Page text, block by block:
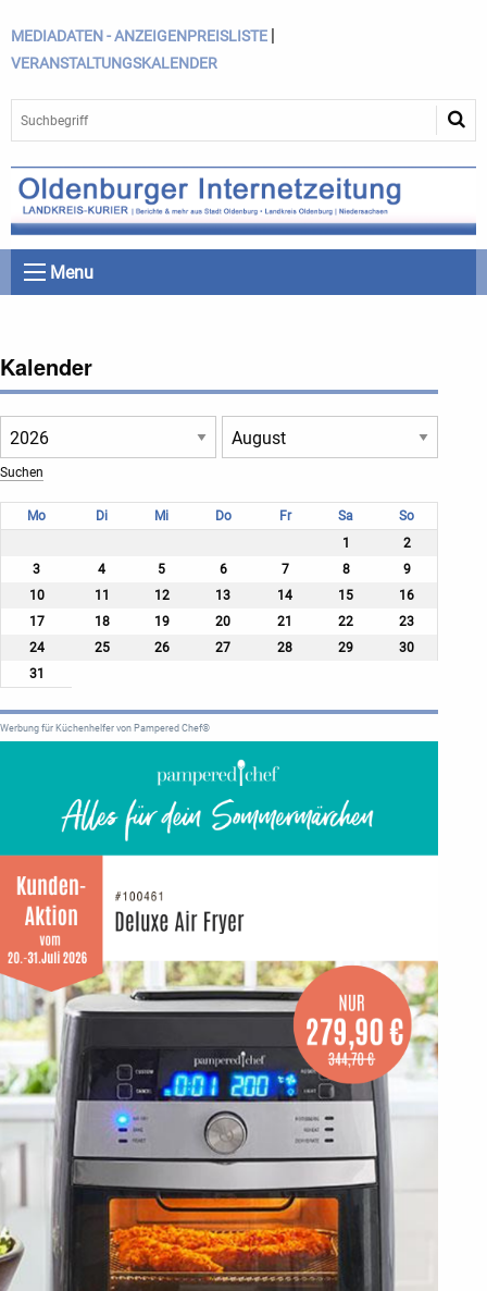
MEDIADATEN - ANZEIGENPREISLISTE |
VERANSTALTUNGSKALENDER
Menu
Kalender
Mo Di Mi Do Fr Sa
So
1
2
3
4 5 6 7 8
9
10
11 12 13 14 15
16
17
18 19 20 21 22
23
24
25 26 27 28 29
30
31
Werbung für Küchenhelfer von Pampered Chef®